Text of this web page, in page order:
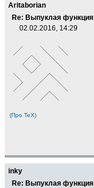
Aritaborian
Re: Выпуклая функция
02.02.2016, 14:29
(Про ТеХ)
inky
Re: Выпуклая функция